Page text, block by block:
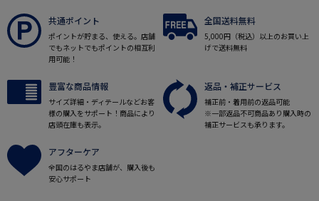
共通ポイント
ポイントが貯まる、使える。店舗
でもネットでもポイントの相互利
用可能！
全国送料無料
5,000円（税込）以上のお買い上
げで送料無料
豊富な商品情報
サイズ詳細・ディテールなどお客
様の購入をサポート！商品により
店頭在庫も表示。
返品・補正サービス
補正前・着用前の返品可能
※一部返品不可商品あり購入時の
補正サービスも承ります。
アフターケア
全国のはるやま店舗が、購入後も
安心サポート